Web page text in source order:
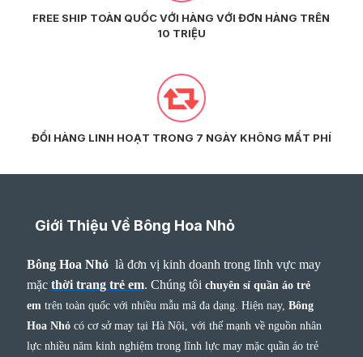
FREE SHIP TOÀN QUỐC VỚI HÀNG VỚI ĐƠN HÀNG TRÊN
10 TRIỆU
ĐỔI HÀNG LINH HOẠT TRONG 7 NGÀY KHÔNG MẤT PHÍ
Giới Thiệu Về Bông Hoa Nhỏ
Bông Hoa Nhỏ là đơn vị kinh doanh trong lĩnh vực may
mặc thời trang trẻ em. Chúng tôi chuyên sỉ quần áo trẻ
em trên toàn quốc với nhiều mẫu mã đa dạng. Hiện nay, Bông
Hoa Nhỏcó cơ sở may tại Hà Nội, với thế mạnh về nguồn nhân
lực nhiều năm kinh nghiệm trong lĩnh lực may mặc quần áo trẻ